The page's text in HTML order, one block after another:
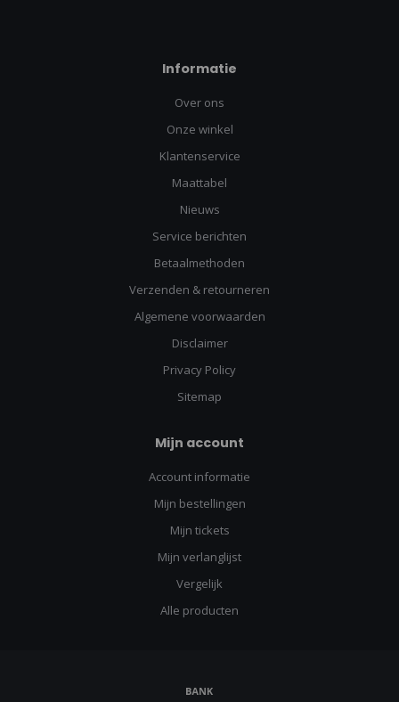
Informatie
Over ons
Onze winkel
Klantenservice
Maattabel
Nieuws
Service berichten
Betaalmethoden
Verzenden & retourneren
Algemene voorwaarden
Disclaimer
Privacy Policy
Sitemap
Mijn account
Account informatie
Mijn bestellingen
Mijn tickets
Mijn verlanglijst
Vergelijk
Alle producten